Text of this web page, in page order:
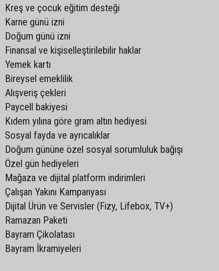
Kreş ve çocuk eğitim desteği
Karne günü izni
Doğum günü izni
Finansal ve kişiselleştirilebilir haklar
Yemek kartı
Bireysel emeklilik
Alışveriş çekleri
Paycell bakiyesi
Kıdem yılına göre gram altın hediyesi
Sosyal fayda ve ayrıcalıklar
Doğum gününe özel sosyal sorumluluk bağışı
Özel gün hediyeleri
Mağaza ve dijital platform indirimleri
Çalışan Yakını Kampanyası
Dijital Ürün ve Servisler (Fizy, Lifebox, TV+)
Ramazan Paketi
Bayram Çikolatası
Bayram İkramiyeleri